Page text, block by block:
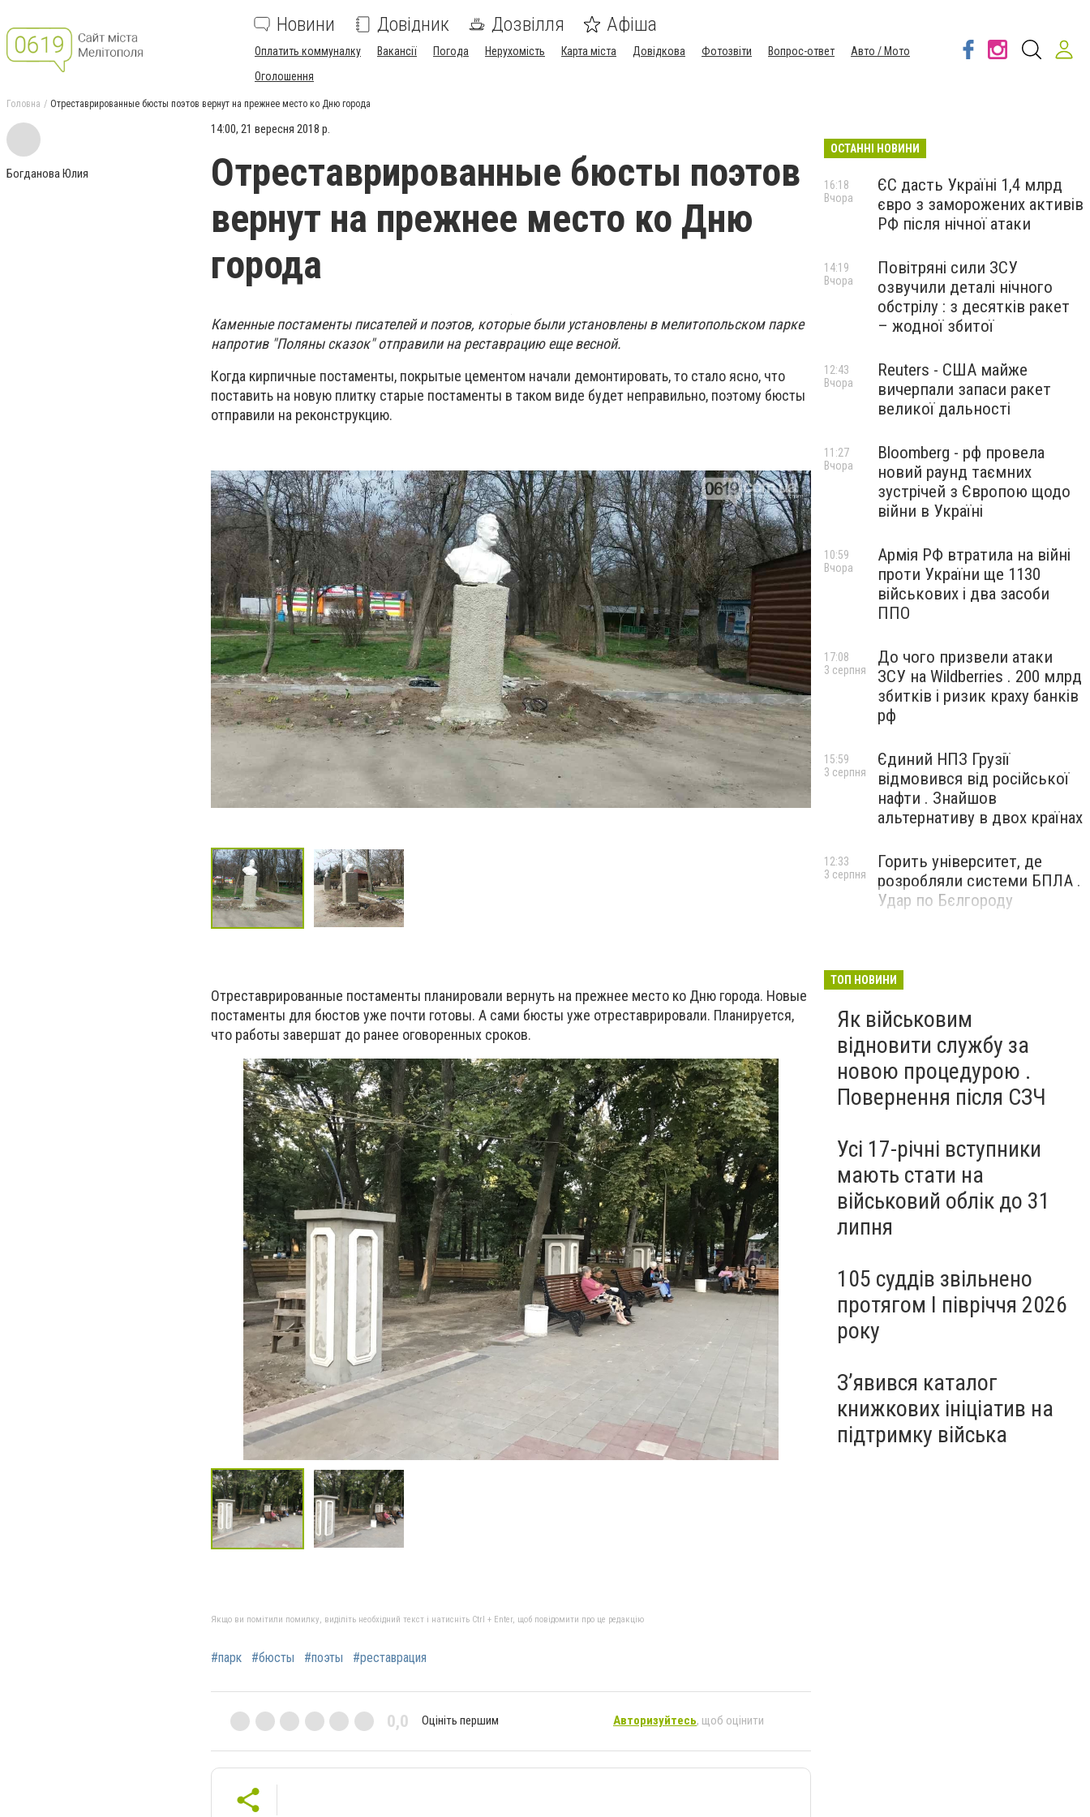
Новини Довідник Дозвілля Афіша
Оплатить коммуналку Вакансії Погода Нерухомість Карта міста Довідкова Фотозвіти Вопрос-ответ
Авто / Мото
Оголошення
Головна Отреставрированные бюсты поэтов вернут на прежнее место ко Дню города
Богданова Юлия
14:00, 21 вересня 2018 р.
Отреставрированные бюсты поэтов
вернут на прежнее место ко Дню
города
Каменные постаменты писателей и поэтов, которые были установлены в мелитопольском парке
напротив "Поляны сказок" отправили на реставрацию еще весной.
Когда кирпичные постаменты, покрытые цементом начали демонтировать, то стало ясно, что
поставить на новую плитку старые постаменты в таком виде будет неправильно, поэтому бюсты
отправили на реконструкцию.
Отреставрированные постаменты планировали вернуть на прежнее место ко Дню города. Новые
постаменты для бюстов уже почти готовы. А сами бюсты уже отреставрировали. Планируется,
что работы завершат до ранее оговоренных сроков.
Якщо ви помітили помилку, виділіть необхідний текст і натисніть Ctrl + Enter, щоб повідомити про це редакцію
#парк #бюсты #поэты #реставрация
0,0 Оцініть першим Авторизуйтесь, щоб оцінити
ОСТАННІ НОВИНИ
ЄС дасть Україні 1,4 млрд
євро з заморожених активів
РФ після нічної атаки
16:18
Вчора
Повітряні сили ЗСУ
озвучили деталі нічного
обстрілу : з десятків ракет
– жодної збитої
14:19
Вчора
Reuters - США майже
вичерпали запаси ракет
великої дальності
12:43
Вчора
Bloomberg - рф провела
новий раунд таємних
зустрічей з Європою щодо
війни в Україні
11:27
Вчора
Армія РФ втратила на війні
проти України ще 1130
військових і два засоби
ППО
10:59
Вчора
До чого призвели атаки
ЗСУ на Wildberries . 200 млрд
збитків і ризик краху банків
рф
17:08
3 серпня
Єдиний НПЗ Грузії
відмовився від російської
нафти . Знайшов
альтернативу в двох країнах
15:59
3 серпня
Горить університет, де
розробляли системи БПЛА .
Удар по Бєлгороду
12:33
3 серпня
ТОП НОВИНИ
Як військовим
відновити службу за
новою процедурою .
Повернення після СЗЧ
Усі 17-річні вступники
мають стати на
військовий облік до 31
липня
105 суддів звільнено
протягом I півріччя 2026
року
З’явився каталог
книжкових ініціатив на
підтримку війська